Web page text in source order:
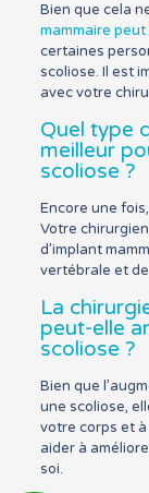
Bien que cela
mammaire
certaines
scoliose. Il est
avec votre
Quel type
meilleur
scoliose ?
Encore une
Votre
d’implant
vertébrale et
La
peut-elle
scoliose ?
Bien que
une scoliose,
votre corps et
aider à
soi.